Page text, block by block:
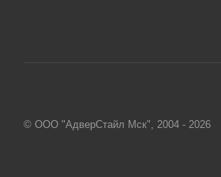
© ООО "АдверСтайл Мск", 2004 - 2026